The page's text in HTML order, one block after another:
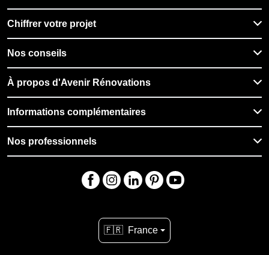
Chiffrer votre projet
Nos conseils
À propos d'Avenir Rénovations
Informations complémentaires
Nos professionnels
🇫🇷 France